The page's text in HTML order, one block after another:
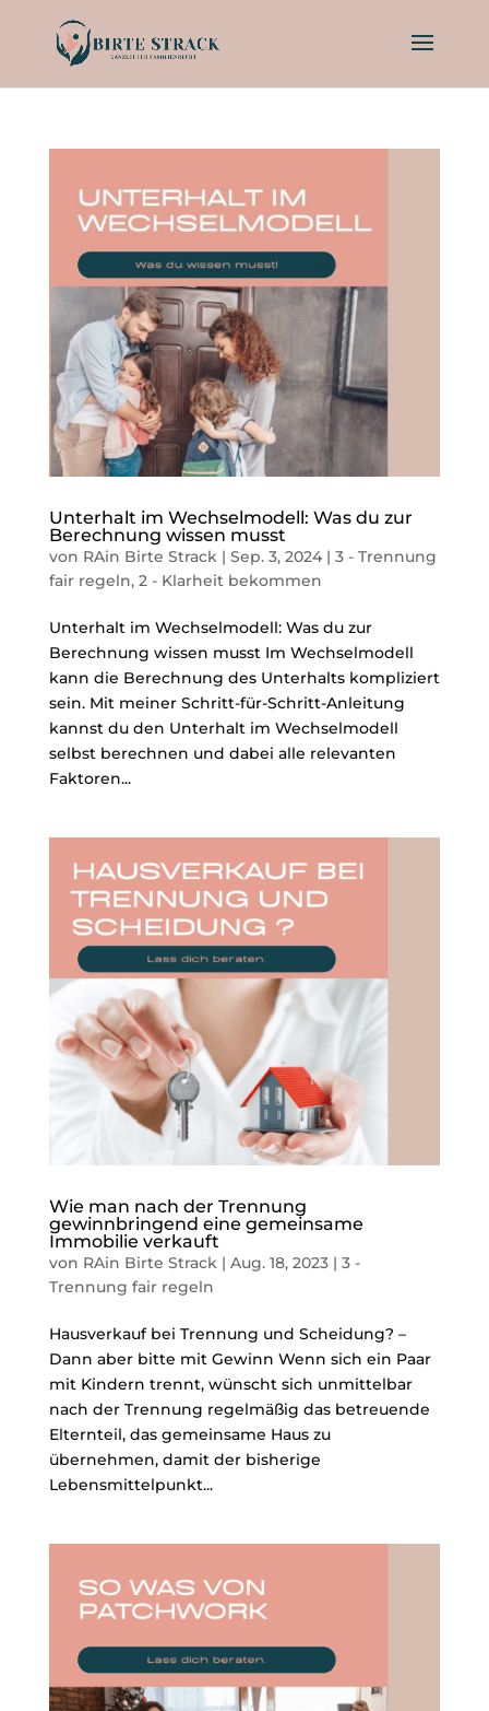
Unterhalt im Wechselmodell: Was du zur
Berechnung wissen musst
von RAin Birte Strack| Sep. 3, 2024| 3 - Trennung
fair regeln, 2 - Klarheit bekommen
Unterhalt im Wechselmodell: Was du zur
Berechnung wissen musst Im Wechselmodell
kann die Berechnung des Unterhalts kompliziert
sein. Mit meiner Schritt-für-Schritt-Anleitung
kannst du den Unterhalt im Wechselmodell
selbst berechnen und dabei alle relevanten
Faktoren...
Wie man nach der Trennung
gewinnbringend eine gemeinsame
Immobilie verkauft
von RAin Birte Strack| Aug. 18, 2023| 3 -
Trennung fair regeln
Hausverkauf bei Trennung und Scheidung? –
Dann aber bitte mit Gewinn Wenn sich ein Paar
mit Kindern trennt, wünscht sich unmittelbar
nach der Trennung regelmäßig das betreuende
Elternteil, das gemeinsame Haus zu
übernehmen, damit der bisherige
Lebensmittelpunkt...